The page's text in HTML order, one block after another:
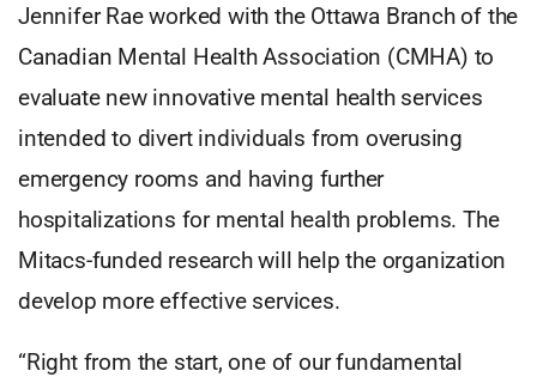
Jennifer Rae worked with the Ottawa Branch of the
Canadian Mental Health Association (CMHA) to
evaluate new innovative mental health services
intended to divert individuals from overusing
emergency rooms and having further
hospitalizations for mental health problems. The
Mitacs-funded research will help the organization
develop more effective services.
“Right from the start, one of our fundamental